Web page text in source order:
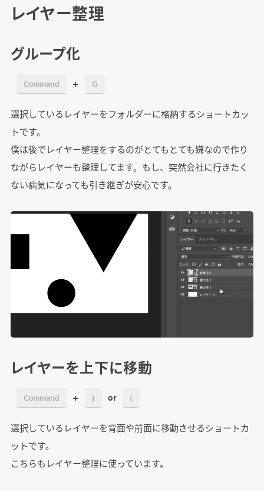
レイヤー整理
グループ化
Command + G
選択しているレイヤーをフォルダーに格納するショートカッ
トです。
僕は後でレイヤー整理をするのがとてもとても嫌なので作り
ながらレイヤーも整理してます。もし、突然会社に行きたく
ない病気になっても引き継ぎが安心です。
レイヤーを上下に移動
Command + } or {
選択しているレイヤーを背面や前面に移動させるショートカ
ットです。
こちらもレイヤー整理に使っています。